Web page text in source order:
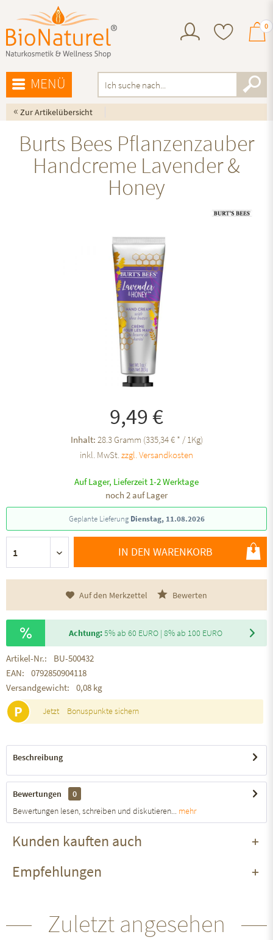
0
MENÜ
« Zur Artikelübersicht
Burts Bees Pflanzenzauber
Handcreme Lavender &
Honey
9,49 €
Inhalt: 28.3 Gramm (335,34 € * / 1Kg)
inkl. MwSt.zzgl. Versandkosten
Auf Lager, Lieferzeit 1-2 Werktage
noch 2 auf Lager
Geplante Lieferung Dienstag, 11.08.2026
IN DEN WARENKORB
Auf den Merkzettel Bewerten
Achtung:5% ab 60 EURO | 8% ab 100 EURO
Artikel-Nr.:
BU-500432
EAN:
0792850904118
Versandgewicht:
0,08 kg
P Jetzt Bonuspunkte sichern
Beschreibung
Bewertungen
0
Bewertungen lesen, schreiben und diskutieren... mehr
Kunden kauften auch
Empfehlungen
Zuletzt angesehen